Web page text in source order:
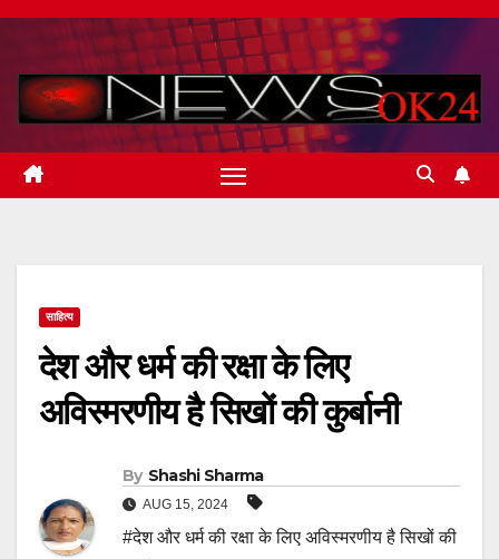
Skip
content
साहित्य
देश और धर्म की रक्षा के लिए
अविस्मरणीय है सिखों की कुर्बानी
By Shashi Sharma
AUG 15, 2024
#देश और धर्म की रक्षा के लिए अविस्मरणीय है सिखों की